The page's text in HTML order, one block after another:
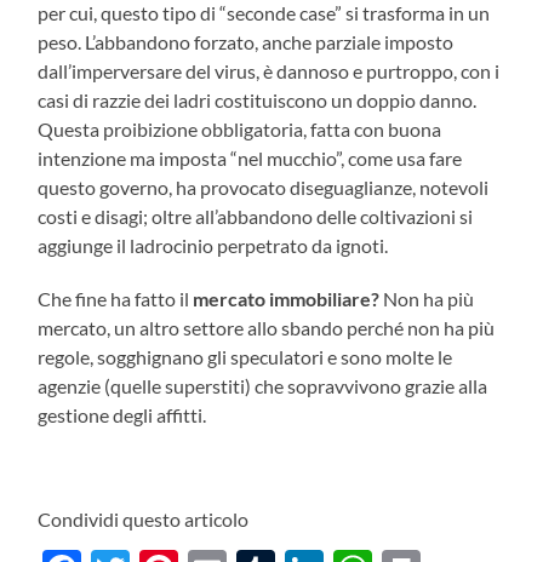
per cui, questo tipo di “seconde case” si trasforma in un
peso. L’abbandono forzato, anche parziale imposto
dall’imperversare del virus, è dannoso e purtroppo, con i
casi di razzie dei ladri costituiscono un doppio danno.
Questa proibizione obbligatoria, fatta con buona
intenzione ma imposta “nel mucchio”, come usa fare
questo governo, ha provocato diseguaglianze, notevoli
costi e disagi; oltre all’abbandono delle coltivazioni si
aggiunge il ladrocinio perpetrato da ignoti.
Che fine ha fatto il mercato immobiliare? Non ha più
mercato, un altro settore allo sbando perché non ha più
regole, sogghignano gli speculatori e sono molte le
agenzie (quelle superstiti) che sopravvivono grazie alla
gestione degli affitti.
Condividi questo articolo